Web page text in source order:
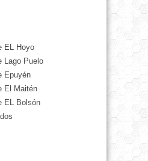
EL Hoyo
Lago Puelo
Epuyén
El Maitén
EL Bolsón